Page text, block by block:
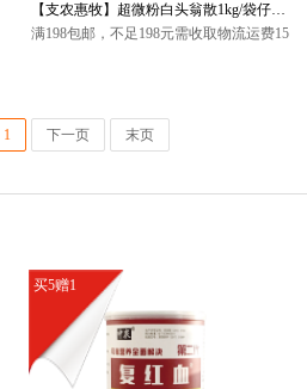
【支农惠牧】超微粉白头翁散1kg/袋仔猪
黄白痢腹泻拉稀断奶腹泻回肠炎清热解毒
满198包邮，不足198元需收取物流运费15
1 下一页 末页
买5赠1